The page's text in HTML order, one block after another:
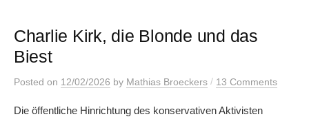
Charlie Kirk, die Blonde und das
Biest
Posted on 12/02/2026 by Mathias Broeckers / 13 Comments
Die öffentliche Hinrichtung des konservativen Aktivisten